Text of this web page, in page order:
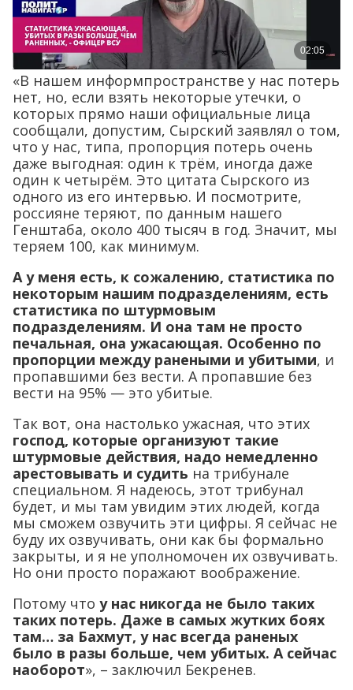
«В нашем информпространстве у нас потерь
нет, но, если взять некоторые утечки, о
которых прямо наши официальные лица
сообщали, допустим, Сырский заявлял о том,
что у нас, типа, пропорция потерь очень
даже выгодная: один к трём, иногда даже
один к четырём. Это цитата Сырского из
одного из его интервью. И посмотрите,
россияне теряют, по данным нашего
Генштаба, около 400 тысяч в год. Значит, мы
теряем 100, как минимум.
А у меня есть, к сожалению, статистика по
некоторым нашим подразделениям, есть
статистика по штурмовым
подразделениям. И она там не просто
печальная, она ужасающая. Особенно по
пропорции между ранеными и убитыми, и
пропавшими без вести. А пропавшие без
вести на 95% — это убитые.
Так вот, она настолько ужасная, что этих
господ, которые организуют такие
штурмовые действия, надо немедленно
арестовывать и судить на трибунале
специальном. Я надеюсь, этот трибунал
будет, и мы там увидим этих людей, когда
мы сможем озвучить эти цифры. Я сейчас не
буду их озвучивать, они как бы формально
закрыты, и я не уполномочен их озвучивать.
Но они просто поражают воображение.
Потому что у нас никогда не было таких
таких потерь. Даже в самых жутких боях
там… за Бахмут, у нас всегда раненых
было в разы больше, чем убитых. А сейчас
наоборот», – заключил Бекренев.